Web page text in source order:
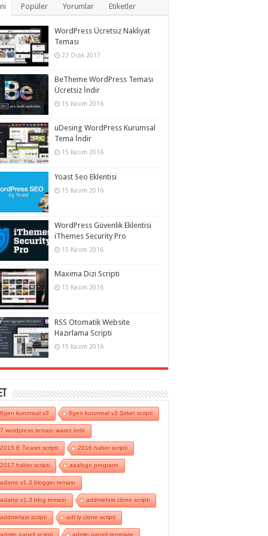
Popüler Yorumlar Etiketler
WordPress Ücretsiz Nakliyat
Teması
23 Ocak 2017
BeTheme WordPress Teması
Ücretsiz İndir
15 Kasım 2016
uDesing WordPress Kurumsal
Tema İndir
15 Kasım 2016
Yoast Seo Eklentisi
15 Kasım 2016
WordPress Güvenlik Eklentisi
iThemes Security Pro
15 Kasım 2016
Maxima Dizi Scripti
15 Kasım 2016
RSS Otomatik Website
Hazırlama Scripti
15 Kasım 2016
6gen kurumsal v3 6gen kurumsal v3 Şirket scripti
7 wordpress teması warez indir
2015 E Ticaret scripti 2016 haber scripti
2017 haber scripti aaalogo programı
adamz v1.3 blogger teması
adamz v1.3 blog teması addmefast clone scripti
addmefast scripti adf.ly clone scripti
admin paneli scripti admin paneli template